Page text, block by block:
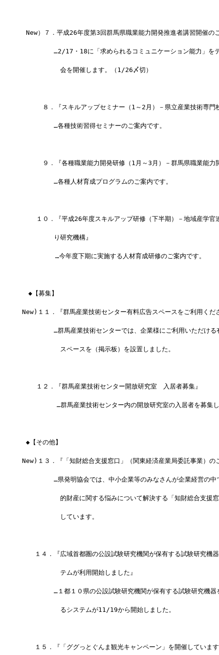
New）７．平成26年度第3回群馬県職業能力開発推進者講習開催の
…2/17・18に「求められるコミュニケーション能力」をテ
会を開催します。（1/26〆切）
８．『スキルアップセミナー（1～2月）－県立産業技術専門
…各種技術習得セミナーのご案内です。
９．『各種職業能力開発研修（1月～3月）－群馬県職業能力
…各種人材育成プログラムのご案内です。
１０．『平成26年度スキルアップ研修（下半期）－地域産学官
り研究機構』
…今年度下期に実施する人材育成研修のご案内です。
◆【募集】
New)１１．『群馬産業技術センター有料広告スペースをご利用くだ
…群馬産業技術センターでは、企業様にご利用いただける
スペースを（掲示板）を設置しました。
１２．『群馬産業技術センター開放研究室　入居者募集』
…群馬産業技術センター内の開放研究室の入居者を募集し
◆【その他】
New)１３．『「知財総合支援窓口」（関東経済産業局委託事業）の
…県発明協会では、中小企業等のみなさんが企業経営の中
的財産に関する悩みについて解決する「知財総合支援窓
しています。
１４．『広域首都圏の公設試験研究機関が保有する試験研究機
テムが利用開始しました』
…１都１０県の公設試験研究機関が保有する試験研究機器
るシステムが11/19から開始しました。
１５．『「ググっとぐんま観光キャンペーン」を開催していま